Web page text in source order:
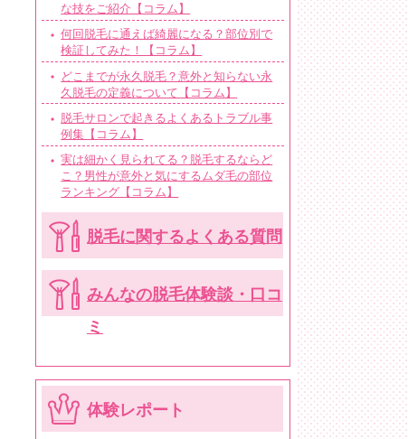
な技をご紹介【コラム】
何回脱毛に通えば綺麗になる？部位別で
検証してみた！【コラム】
どこまでが永久脱毛？意外と知らない永
久脱毛の定義について【コラム】
脱毛サロンで起きるよくあるトラブル事
例集【コラム】
実は細かく見られてる？脱毛するならど
こ？男性が意外と気にするムダ毛の部位
ランキング【コラム】
脱毛に関するよくある質問
みんなの脱毛体験談・口コ
ミ
体験レポート